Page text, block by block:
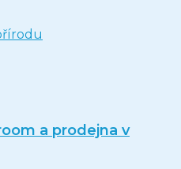
a prodejna v